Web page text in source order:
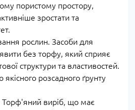
пористому простору,
зростати та
рослин. Засоби для
без торфу, який сприяє
структури та властивостей.
якісного розсадного ґрунту
виріб, що має